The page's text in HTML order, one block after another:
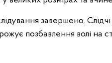
завершено.
позбавлення волі на